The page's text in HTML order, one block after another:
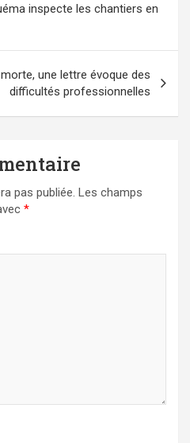
inspecte les chantiers en
une lettre évoque des
difficultés professionnelles
pas publiée. Les champs
*